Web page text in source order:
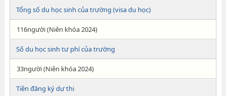
Tổng số du học sinh của trường (visa du học)
116người (Niên khóa 2024)
Số du học sinh tư phí của trường
33người (Niên khóa 2024)
Tiền đăng ký dự thi